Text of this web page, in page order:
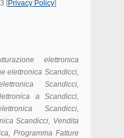
[Privacy Policy]
elettronica
elettronica Scandicci,
Scandicci,
a Scandicci,
Scandicci,
Scandicci, Vendita
Programma Fatture